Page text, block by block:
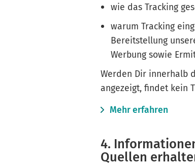
wie das Tracking
warum Tracking
Bereitstellung
Werbung sowie
Werden Dir innerhalb
angezeigt, findet kein
Mehr erfahren
4.
Quellen